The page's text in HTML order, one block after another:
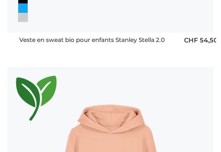
Veste en sweat bio pour enfants Stanley Stella 2.0 CHF 54,50